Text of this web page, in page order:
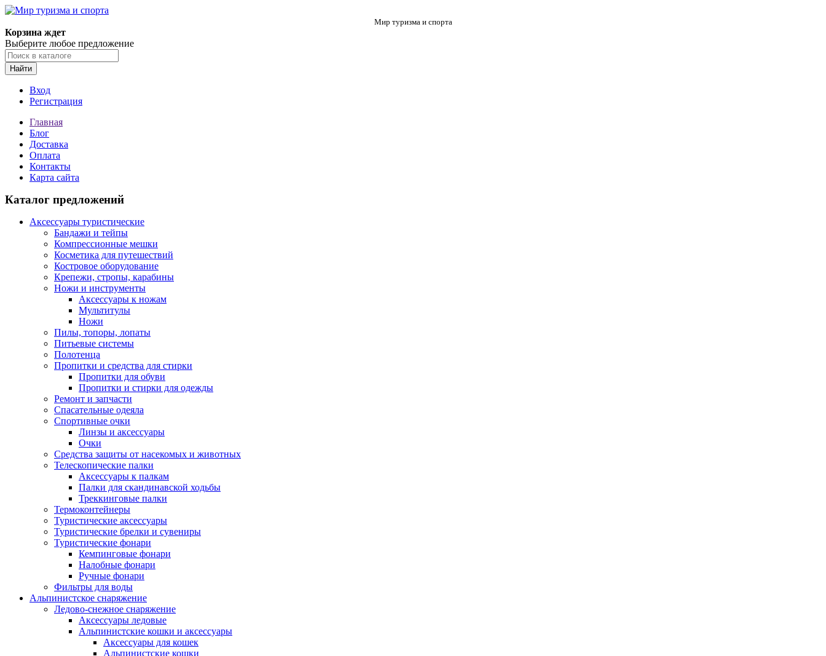
Мир туризма и спорта
Корзина ждет
Выберите любое предложение
Найти
Вход
Регистрация
Главная
Блог
Доставка
Оплата
Контакты
Карта сайта
Каталог предложений
Аксессуары туристические
Бандажи и тейпы
Компрессионные мешки
Косметика для путешествий
Костровое оборудование
Крепежи, стропы, карабины
Ножи и инструменты
Аксессуары к ножам
Мультитулы
Ножи
Пилы, топоры, лопаты
Питьевые системы
Полотенца
Пропитки и средства для стирки
Пропитки для обуви
Пропитки и стирки для одежды
Ремонт и запчасти
Спасательные одеяла
Спортивные очки
Линзы и аксессуары
Очки
Средства защиты от насекомых и животных
Телескопические палки
Аксессуары к палкам
Палки для скандинавской ходьбы
Треккинговые палки
Термоконтейнеры
Туристические аксессуары
Туристические брелки и сувениры
Туристические фонари
Кемпинговые фонари
Налобные фонари
Ручные фонари
Фильтры для воды
Альпинистское снаряжение
Ледово-снежное снаряжение
Аксессуары ледовые
Альпинистские кошки и аксессуары
Аксессуары для кошек
Альпинистские кошки